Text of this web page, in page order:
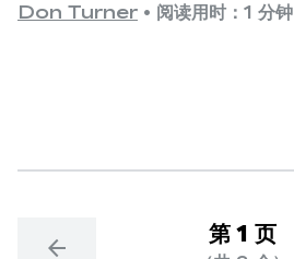
间，并支持新的设备类型。
Don Turner • 阅读用时：1 分钟
arrow_back 第 1 页